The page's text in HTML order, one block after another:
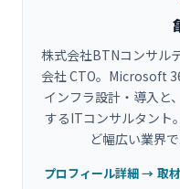
株式会社BTNコンサル
会社 CTO。Microsoft
インフラ設計・導入と
するITコンサルタント
ど幅広い業界
プロフィール詳細 → 取